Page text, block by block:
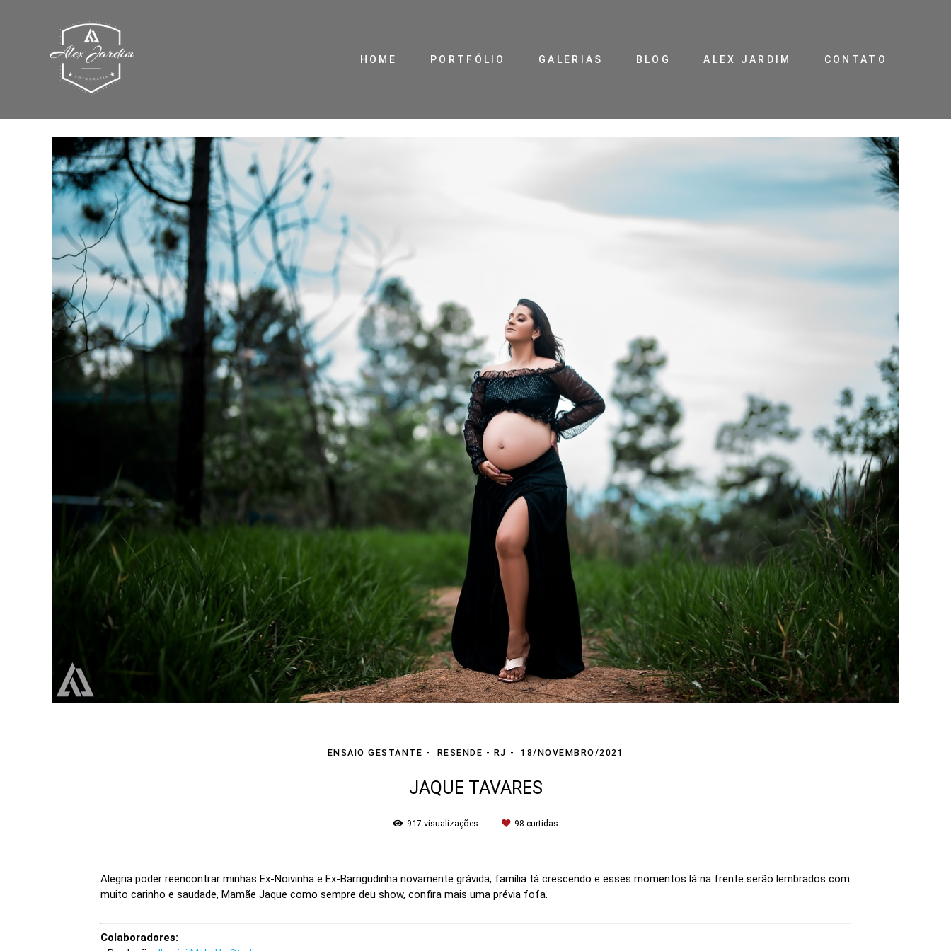
HOME PORTFÓLIO GALERIAS BLOG ALEX JARDIM CONTATO
ENSAIO GESTANTE RESENDE - RJ 18/NOVEMBRO/2021
JAQUE TAVARES
917 visualizações 98 curtidas
Alegria poder reencontrar minhas Ex-Noivinha e Ex-Barrigudinha novamente grávida, família tá crescendo e esses momentos lá na frente serão lembrados com
muito carinho e saudade, Mamãe Jaque como sempre deu show, confira mais uma prévia fofa.
Colaboradores: